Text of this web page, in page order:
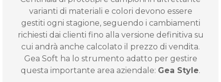
varianti di materiali e colori devono essere
gestiti ogni stagione, seguendo i cambiamenti
richiesti dai clienti fino alla versione definitiva su
cui andrà anche calcolato il prezzo di vendita.
Gea Soft ha lo strumento adatto per gestire
questa importante area aziendale: Gea Style.